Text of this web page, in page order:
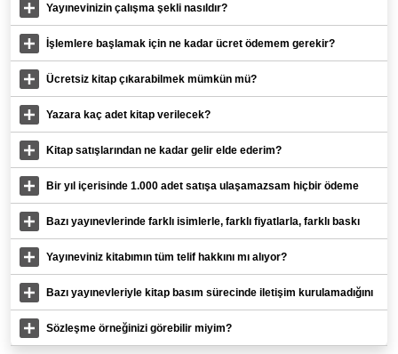
Yayınevinizin çalışma şekli nasıldır?
İşlemlere başlamak için ne kadar ücret ödemem gerekir?
Ücretsiz kitap çıkarabilmek mümkün mü?
Yazara kaç adet kitap verilecek?
Kitap satışlarından ne kadar gelir elde ederim?
Bir yıl içerisinde 1.000 adet satışa ulaşamazsam hiçbir ödeme
alamaz mıyım?
Bazı yayınevlerinde farklı isimlerle, farklı fiyatlarla, farklı baskı
paketleri var. Sizde tek bir sistem mi var?
Yayıneviniz kitabımın tüm telif hakkını mı alıyor?
Bazı yayınevleriyle kitap basım sürecinde iletişim kurulamadığını
duyduk?
Sözleşme örneğinizi görebilir miyim?